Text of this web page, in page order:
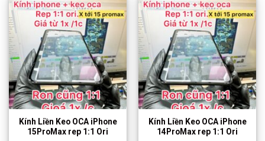
Kính Liền Keo OCA iPhone
15ProMax rep 1:1 Ori
Kính Liền Keo OCA iPhone
14ProMax rep 1:1 Ori